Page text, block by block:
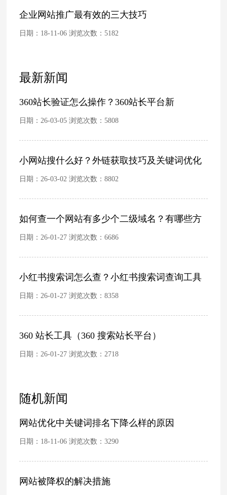
企业网站推广最有效的三大技巧
日期：18-11-06 浏览次数：5182
最新新闻
360站长验证怎么操作？360站长平台新
日期：26-03-05 浏览次数：5808
小网站搜什么好？外链获取技巧及关键词优化
日期：26-03-02 浏览次数：8802
如何查一个网站有多少个二级域名？有哪些方
日期：26-01-27 浏览次数：6686
小红书搜索词怎么查？小红书搜索词查询工具
日期：26-01-27 浏览次数：8358
360 站长工具（360 搜索站长平台）
日期：26-01-27 浏览次数： 2718
随机新闻
网站优化中关键词排名下降么样的原因
日期：18-11-06 浏览次数：3290
网站被降权的解决措施